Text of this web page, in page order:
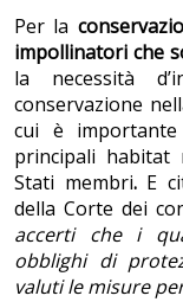
Per la conserva
impollinatori che
la necessità
conservazione
cui è
principali habitat
Stati membri. E
della Corte dei
accerti che i
obblighi di
valuti le misure